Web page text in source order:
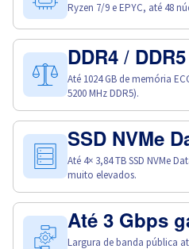
Ryzen 7/9 e EPYC, até 48
DDR4 /
Até 1024 GB de memória
5200 MHz DDR5).
SSD NVMe
Até 4× 3,84 TB SSD NVMe
muito elevados.
Até 3 Gbps
Largura de banda pública